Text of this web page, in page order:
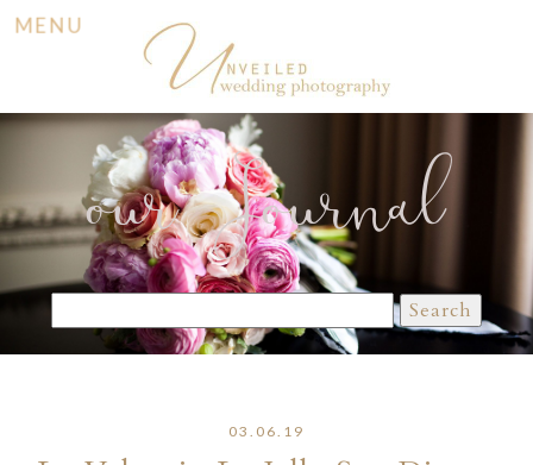
MENU
our Journal
for:
03.06.19